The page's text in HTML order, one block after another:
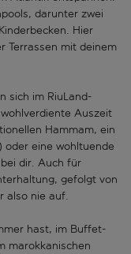
darunter zwei
Hier
Terrassen mit deinem
sich im RiuLand-
Auszeit
Hammam, ein
oder eine wohltuende
dir. Auch für
gefolgt von
also nie auf.
hast, im Buffet-
marokkanischen